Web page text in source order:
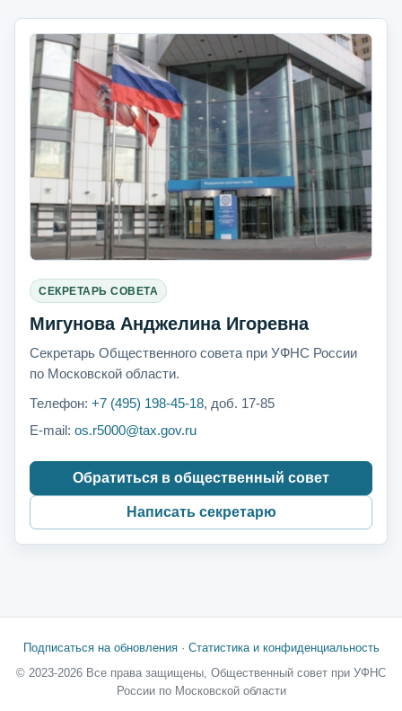
СЕКРЕТАРЬ СОВЕТА
Мигунова Анджелина Игоревна
Секретарь Общественного совета при УФНС России
по Московской области.
Телефон: +7 (495) 198-45-18, доб. 17-85
E-mail: os.r5000@tax.gov.ru
Обратиться в общественный совет
Написать секретарю
Подписаться на обновления· Статистика и конфиденциальность
© 2023-2026 Все права защищены, Общественный совет при УФНС
России по Московской области